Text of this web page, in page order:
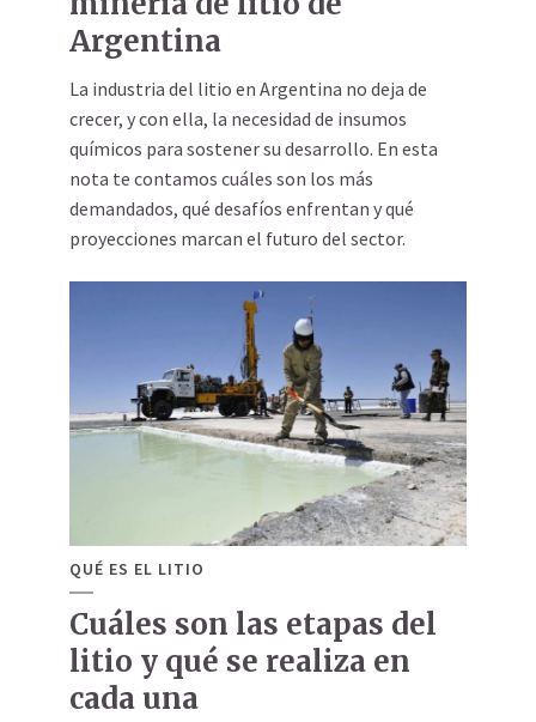
Argentina
La industria del litio en Argentina no deja de
crecer, y con ella, la necesidad de insumos
químicos para sostener su desarrollo. En esta
nota te contamos cuáles son los más
demandados, qué desafíos enfrentan y qué
proyecciones marcan el futuro del sector.
QUÉ ES EL LITIO
Cuáles son las etapas del
litio y qué se realiza en
cada una